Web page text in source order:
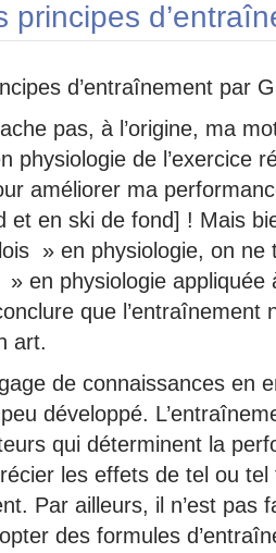
principes
d’entraînement par
pas, à l’origine, ma
physiologie de l’exercice
améliorer ma
et en ski de fond] ! Mais
» en physiologie, on ne
» en physiologie appliquée
que l’entraînement
art.
de connaissances en
développé.
qui déterminent la
les effets de tel ou
Par ailleurs, il n’est pas
des formules